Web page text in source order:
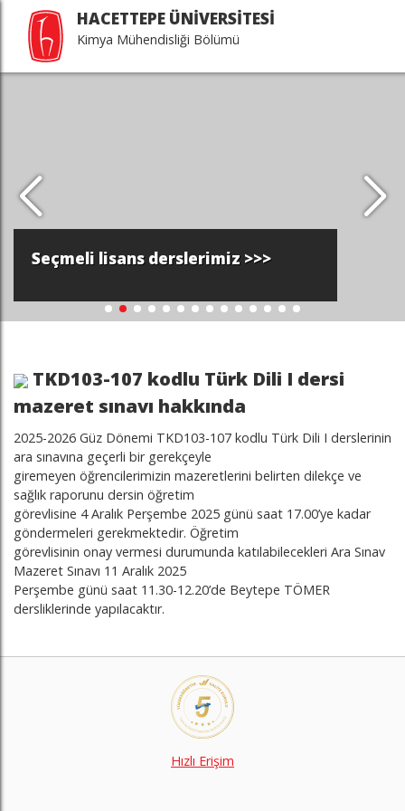
HACETTEPE ÜNİVERSİTESİ
Kimya Mühendisliği Bölümü
Seçmeli lisans derslerimiz >>>
TKD103-107 kodlu Türk Dili I dersi
mazeret sınavı hakkında
2025-2026 Güz Dönemi TKD103-107 kodlu Türk Dili I derslerinin
ara sınavına geçerli bir gerekçeyle
giremeyen öğrencilerimizin mazeretlerini belirten dilekçe ve
sağlık raporunu dersin öğretim
görevlisine 4 Aralık Perşembe 2025 günü saat 17.00’ye kadar
göndermeleri gerekmektedir. Öğretim
görevlisinin onay vermesi durumunda katılabilecekleri Ara Sınav
Mazeret Sınavı 11 Aralık 2025
Perşembe günü saat 11.30-12.20’de Beytepe TÖMER
dersliklerinde yapılacaktır.
Hızlı Erişim